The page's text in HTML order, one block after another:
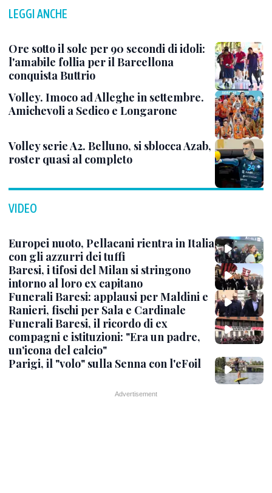
LEGGI ANCHE
Ore sotto il sole per 90 secondi di idoli:
l'amabile follia per il Barcellona
conquista Buttrio
Volley. Imoco ad Alleghe in settembre.
Amichevoli a Sedico e Longarone
Volley serie A2. Belluno, si sblocca Azab,
roster quasi al completo
VIDEO
Europei nuoto, Pellacani rientra in Italia
con gli azzurri dei tuffi
Baresi, i tifosi del Milan si stringono
intorno al loro ex capitano
Funerali Baresi: applausi per Maldini e
Ranieri, fischi per Sala e Cardinale
Funerali Baresi, il ricordo di ex
compagni e istituzioni: "Era un padre,
un'icona del calcio"
Parigi, il "volo" sulla Senna con l'eFoil